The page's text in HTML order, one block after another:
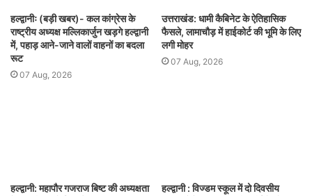
हल्द्वानीः (बड़ी खबर)- कल कांग्रेस के
राष्ट्रीय अध्यक्ष मल्लिकार्जुन खड़गे हल्द्वानी
में, पहाड़ आने-जाने वालों वाहनों का बदला
रूट
07 Aug, 2026
उत्तराखंड: धामी कैबिनेट के ऐतिहासिक
फैसले, लामाचौड़ में हाईकोर्ट की भूमि के लिए
लगी मोहर
07 Aug, 2026
हल्द्वानी: महापौर गजराज बिष्ट की अध्यक्षता
हल्द्वानी : विज्डम स्कूल में दो दिवसीय